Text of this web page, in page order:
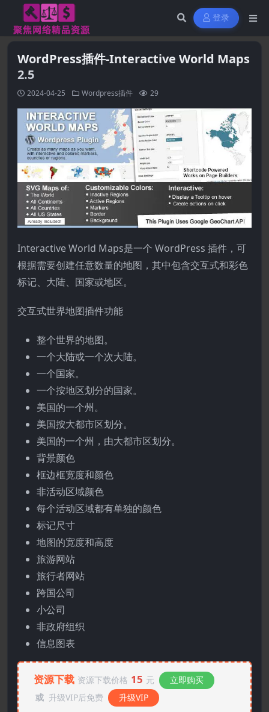
登录
WordPress插件-Interactive World Maps
2.5
2024-04-25 Wordpress插件 29
Interactive World Maps是一个 WordPress 插件，可
根据需要创建任意数量的地图，其中包含交互式和彩色
标记、大陆、国家或地区。
交互式世界地图插件功能
整个世界的地图。
一个大陆或一个次大陆。
一个国家。
一个按地区划分的国家。
美国的一个州。
美国按大都市区划分。
美国的一个州，由大都市区划分。
背景颜色
框边框宽度和颜色
非活动区域颜色
每个活动区域都有单独的颜色
标记尺寸
地图的宽度和高度
旅游网站
旅行者网站
跨国公司
小公司
非政府组织
信息图表
资源下载 资源下载价格 15 元
立即购买
或 升级VIP后免费 升级VIP